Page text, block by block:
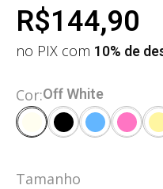
R$144,90
no PIX com 10% de
Cor:Off White
Tamanho